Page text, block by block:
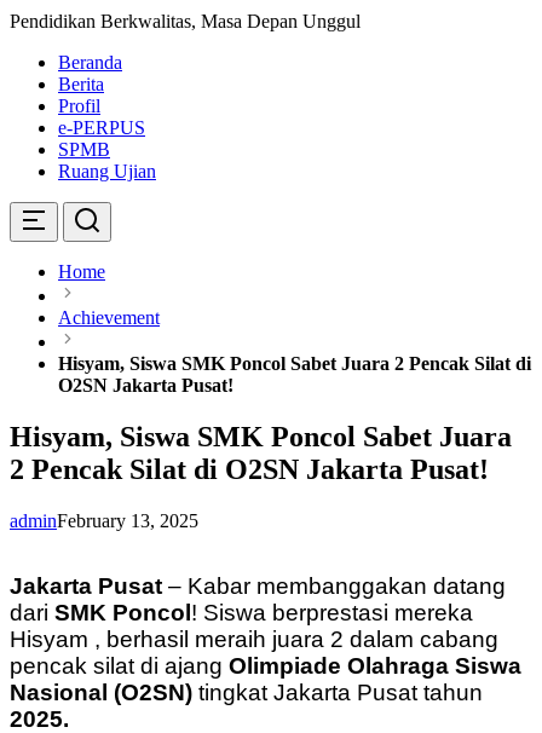
Pendidikan Berkwalitas, Masa Depan Unggul
Beranda
Berita
Profil
e-PERPUS
SPMB
Ruang Ujian
Home
Achievement
Hisyam, Siswa SMK Poncol Sabet Juara 2 Pencak Silat di
O2SN Jakarta Pusat!
Hisyam, Siswa SMK Poncol Sabet Juara
2 Pencak Silat di O2SN Jakarta Pusat!
adminFebruary 13, 2025
Jakarta Pusat – Kabar membanggakan datang
dari SMK Poncol! Siswa berprestasi mereka
Hisyam , berhasil meraih juara 2 dalam cabang
pencak silat di ajang Olimpiade Olahraga Siswa
Nasional (O2SN) tingkat Jakarta Pusat tahun
2025.